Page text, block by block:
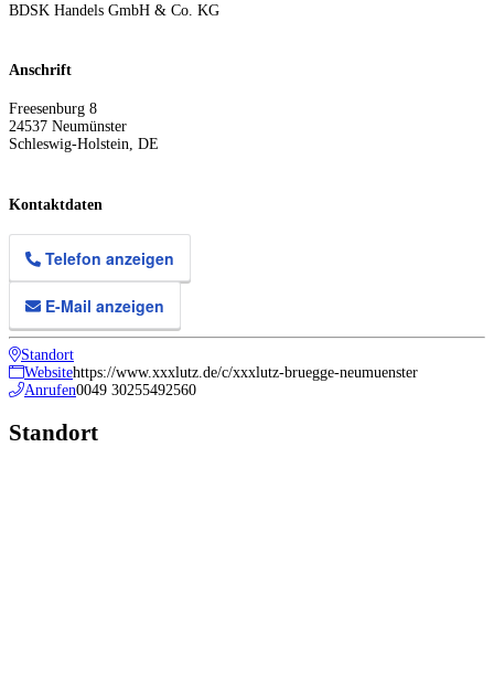
BDSK Handels GmbH & Co. KG
Anschrift
Freesenburg 8
24537 Neumünster
Schleswig-Holstein DE
Kontaktdaten
Telefon anzeigen
E-Mail anzeigen
Standort
Websitehttps://www.xxxlutz.de/c/xxxlutz-bruegge-neumuenster
Anrufen0049 30255492560
Standort